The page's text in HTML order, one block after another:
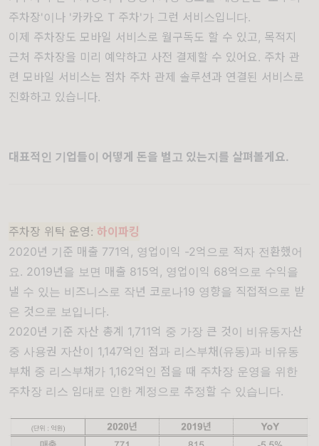
주차장'이나 '카카오 T 주차'가 그런 서비스입니다.
이제 주차장도 모바일 서비스로 월구독도 할 수 있고, 목적지
근처 주차장을 미리 예약하고 사전 결제할 수 있어요. 주차 관
련 모바일 서비스는 점차 주차 관제 솔루션과 연결된 서비스로
진화하고 있습니다.
대표적인 기업들이 어떻게 돈을 벌고 있는지를 살펴볼게요.
주차장 위탁 운영: 하이파킹
2020년 기준 매출 771억, 영업이익 -2억으로 적자 전환했어
요. 2019년을 보면 매출 815억, 영업이익 68억으로 수익을
낼 수 있는 비즈니스로 작년 코로나19 영향을 직접적으로 받
은 것으로 보입니다.
2020년 기준 자산 총계 1,711억 중 가장 큰 것이 비유동자산
중 사용권 자산이 1,147억인 점과 리스부채(유동)과 비유동
부채 중 리스부채가 1,162억인 점을 때 주차장 운영을 위한
주차장 리스 임대로 인한 계정으로 추정할 수 있습니다.